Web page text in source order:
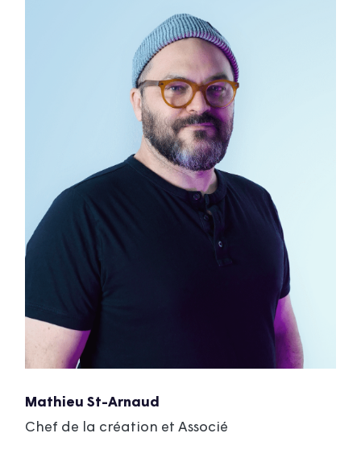
Mathieu St-Arnaud
Chef de la création et Associé